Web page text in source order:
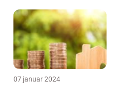
07 januar 2024